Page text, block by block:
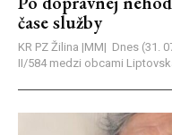
čase služby
KR PZ Žilina |MM| Dnes (31.
II/584 medzi obcami